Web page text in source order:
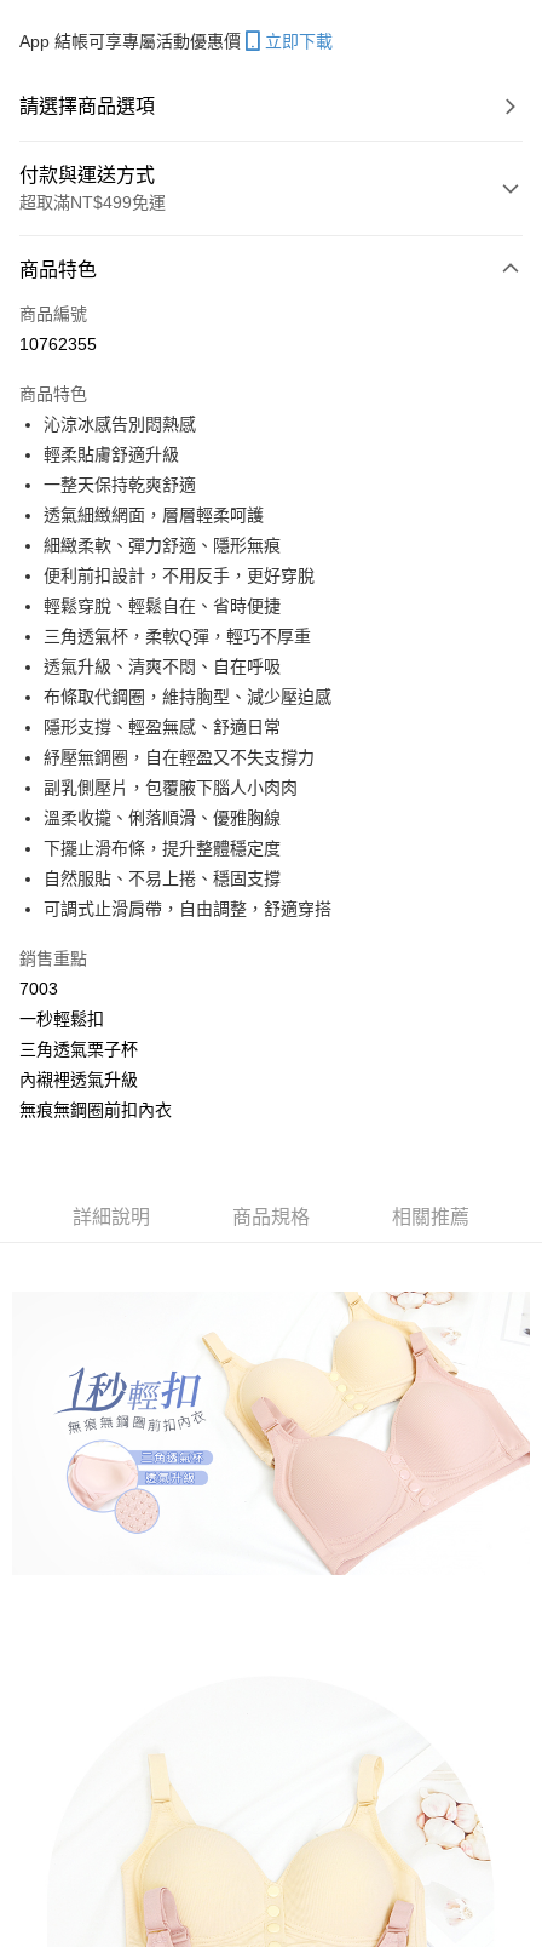
App 結帳可享專屬活動優惠價 立即下載
請選擇商品選項
付款與運送方式
超取滿NT$499免運
信用卡一次付款
超商取貨付款
Apple Pay
街口支付
悠遊付
全盈+PAY
大哥付你分期
相關說明
【大哥付你分期使用說明】
1.本服務由台灣大哥大提供，台灣大哥大用戶可立即使用無須另外申請。
2.付款方式選擇「大哥付你分期」，訂單成立後會自動跳轉到大哥付的交易
流程，驗證手機門號後，選擇欲分期的期數、繳款截止日，確認付款後即完
3.實際核准額度、可分期數及費用金額請依後續交易確認頁面所載為準。
4.訂單成立30分鐘內，如未前往確認交易或遇審核未通過，訂單將自動取
消。如遇「轉專審核」未通過狀況，表示未達大哥付你分期系統評分，恕無
法說明評估內容。
【繳款方式說明】
1.分期款項不併入電信帳單，「大哥付你分期」於每月結算日後寄送繳費提
2.透過簡訊連結打開帳單後，可選擇「超商條碼／台灣大直營門市／銀行轉
【注意事項】
用戶於交易時，得透過本服務購買商品或服務，並由商店將買賣／分期付款
買賣價金債權讓與本公司後，依約使用本公司帳單繳交帳款。
2.基於同意付款使用「大哥付你分期」之契約關係目的，商店將以您的個人
資料（包含姓名、電話或地址）提供予台灣大哥大進項蒐集、處理及利用，
由本公司與您本人進行分期帳單所需資料之確認、核對及更正。
AFTEE先享後付
相關說明
【關於「AFTEE先享後付」】
AFTEE先享後付是「在收到商品之後才付款」的支付方式。 讓您購物簡單
１．簡單：不需註冊會員、不需綁卡、不需儲值。
２．便利：只要手機號碼，簡訊認證，即可結帳。
３．安心：先確認商品／服務後，再付款。
【「AFTEE先享後付」結帳流程】
１．於結帳方式選擇「AFTEE先享後付」後，將跳轉至「AFTEE先享後付」
２．訂單成立數日內，您將收到繳費通知簡訊。
３．收到繳費通知簡訊後14天內，點擊此簡訊中的連結，可透過四大超商／
ATM／網路銀行／等多元方式進行付款，方視為交易完成。
※ 請注意：結帳手續完成當下不需立刻繳費，但若您需要取消訂單，請聯絡
後付繳納相關費用。
※ 交易是否成功請以「AFTEE先享後付 」之結帳頁面顯示為準，若有關於
是否繳費成功／繳費後需取消欲退款等相關疑問，請聯繫「AFTEE先享後付
客戶支援中心」 https://netprotections.freshdesk.com/support/home
易，需依本服務之必要範圍內提供個人資料，並將交易相關給付款項請求債
權轉讓予恩沛科技股份有限公司。
３．未成年的使用者請事先徵得法定代理人或監護人之同意方可使用
「AFTEE先享後付」，若未經同意申辦者引起之損失，本公司不負相關責
４．使用「AFTEE先享後付」時，將依據個別帳號之用戶狀況，依本公司即
時審查核予不同之上限額度；若仍有額度不足之情形，本公司將視審查結果
請求用戶進行身份認證。
５．嚴禁一人註冊多個帳號或使用他人資訊註冊。若發現惡意使用之情形，
恩沛科技股份有限公司將有權停止該用戶之使用額度並採取法律行動。
Hami Point
相關說明
會員帳號後，即可在購物車使用 Hami Point 折抵消費金額 (1點等於1元)。
ATM付款
貨到付款
全家取貨付款
每筆NT$80，滿NT$499(含以上)免運費
付款後全家取貨
每筆NT$80，滿NT$499(含以上)免運費
萊爾富取貨付款
每筆NT$80，滿NT$799(含以上)免運費
每筆NT$80，滿NT$799(含以上)免運費
7-11取貨(快速到店)
每筆NT$90
宅配/離島不配送
每筆NT$80，滿NT$890(含以上)免運費
商品特色
商品編號
10762355
商品特色
沁涼冰感告別悶熱感
輕柔貼膚舒適升級
一整天保持乾爽舒適
透氣細緻網面，層層輕柔呵護
細緻柔軟、彈力舒適、隱形無痕
便利前扣設計，不用反手，更好穿脫
輕鬆穿脫、輕鬆自在、省時便捷
三角透氣杯，柔軟Q彈，輕巧不厚重
透氣升級、清爽不悶、自在呼吸
布條取代鋼圈，維持胸型、減少壓迫感
隱形支撐、輕盈無感、舒適日常
紓壓無鋼圈，自在輕盈又不失支撐力
副乳側壓片，包覆腋下腦人小肉肉
溫柔收攏、俐落順滑、優雅胸線
下擺止滑布條，提升整體穩定度
自然服貼、不易上捲、穩固支撐
可調式止滑肩帶，自由調整，舒適穿搭
銷售重點
7003
一秒輕鬆扣
三角透氣栗子杯
內襯裡透氣升級
無痕無鋼圈前扣內衣
詳細說明 商品規格 相關推薦